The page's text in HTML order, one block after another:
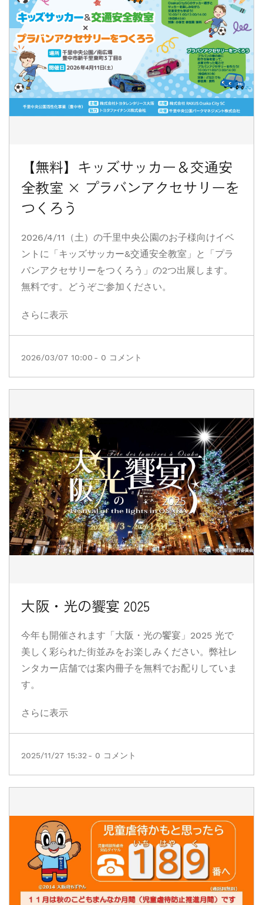
【無料】キッズサッカー＆交通安
全教室 × プラバンアクセサリーを
つくろう
2026/4/11（土）の千里中央公園のお子様向けイベ
ントに「キッズサッカー&交通安全教室」と「プラ
バンアクセサリーをつくろう」の2つ出展します。
無料です。どうぞご参加ください。
さらに表示
2026/03/07 10:00 - 0 コメント
大阪・光の饗宴 2025
今年も開催されます「大阪・光の饗宴」2025 光で
美しく彩られた街並みをお楽しみください。弊社レ
ンタカー店舗では案内冊子を無料でお配りしていま
す。
さらに表示
2025/11/27 15:32 - 0 コメント